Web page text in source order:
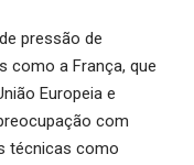
pressão de
como a França, que
Europeia e
com
técnicas como